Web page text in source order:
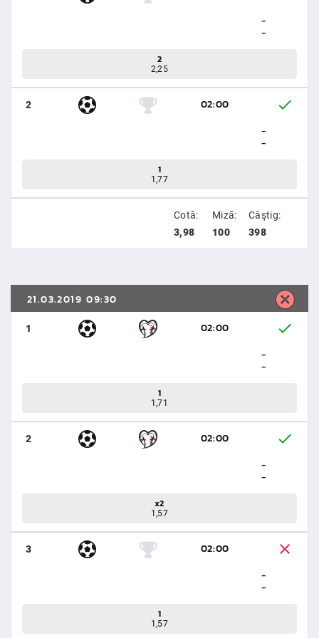
-
-
2
2,25
2
02:00
-
-
1
1,77
Cotă:
3,98
Miză:
100
Câştig:
398
21.03.2019 09:30
1
02:00
-
-
1
1,71
2
02:00
-
-
x2
1,57
3
02:00
-
-
1
1,57